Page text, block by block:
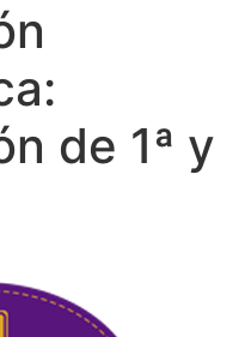
de 1ª y